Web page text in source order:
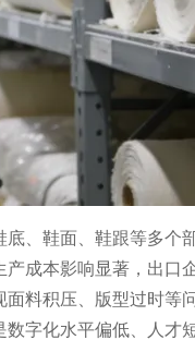
、鞋面、鞋跟等多个
成本影响显著，出口
料积压、版型过时等
字化水平偏低、人才